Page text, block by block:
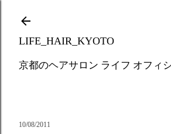
LIFE_HAIR_KYOTO
京都のヘアサロン ライフ オフィ
10/08/2011